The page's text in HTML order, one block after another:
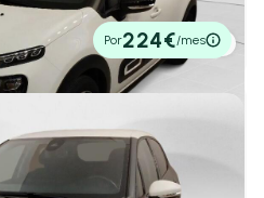
Hasta 100.000 km
Por224€/mes